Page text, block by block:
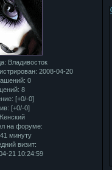
Владивосток
: 2008-04-20
0
8
[+0/-0]
[+0/-0]
на форуме:
минуту
визит:
21 10:24:59